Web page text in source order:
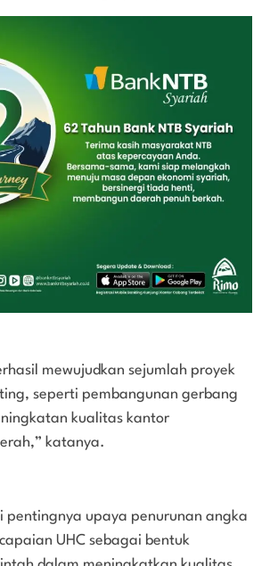
mewujudkan sejumlah proyek
seperti pembangunan gerbang
kualitas kantor
katanya.
pentingnya upaya penurunan angka
UHC sebagai bentuk